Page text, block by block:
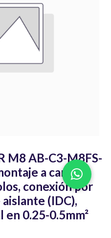
M8 AB-C3-M8FS-
a campo
conexión por
(IDC),
0.25-0.5mm²